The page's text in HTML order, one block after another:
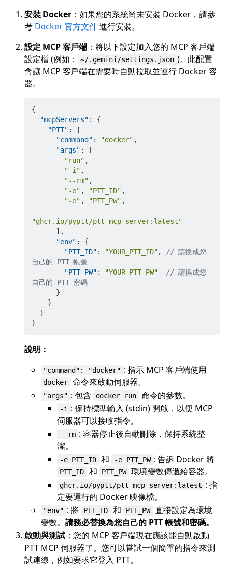
安裝 Docker ：如果您的系統尚未安裝 Docker，請參
考 Docker 官方文件進行安裝。
設定 MCP 客戶端 ：將以下設定加入您的 MCP 客戶端
設定檔 (例如：
~/.gemini/settings.json )。此配置
會讓 MCP 客戶端在需要時自動拉取並運行 Docker 容
器。
{
"mcpServers" :
{
"PTT" :
{
"command" : "docker" ,
"args" :
[
"run" ,
"-i" ,
"--rm" ,
"-e" , "PTT_ID" ,
"-e" , "PTT_PW" ,
"ghcr.io/pyptt/ptt_mcp_server:latest"
] ,
"env" :
{
"PTT_ID" : "YOUR_PTT_ID" ,
// 請換成您
自己的 PTT 帳號
"PTT_PW" : "YOUR_PTT_PW"
// 請換成您
自己的 PTT 密碼
}
}
}
}
說明：
"command": "docker" : 指示 MCP 客戶端使用
docker 命令來啟動伺服器。
"args" : 包含 docker run 命令的參數。
-i
: 保持標準輸入 (stdin) 開啟，以便 MCP
伺服器可以接收指令。
--rm : 容器停止後自動刪除，保持系統整
潔。
-e PTT_ID 和 -e PTT_PW : 告訴 Docker 將
PTT_ID 和 PTT_PW 環境變數傳遞給容器。
ghcr.io/pyptt/ptt_mcp_server:latest : 指
定要運行的 Docker 映像檔。
"env" : 將 PTT_ID 和 PTT_PW
直接設定為環境
變數。 請務必替換為您自己的 PTT 帳號和密碼。
啟動與測試 ：您的 MCP 客戶端現在應該能自動啟動
PTT MCP 伺服器了。您可以嘗試一個簡單的指令來測
試連線，例如要求它登入 PTT。